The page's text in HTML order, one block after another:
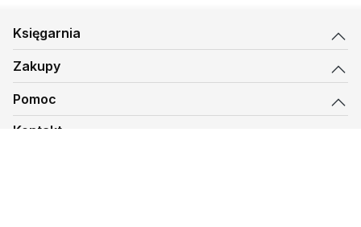
Księgarnia
Zakupy
Pomoc
Kontakt